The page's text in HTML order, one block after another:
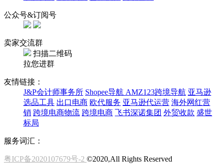
公众号&订阅号
卖家交流群
扫描二维码
拉您进群
友情链接：
J&P会计师事务所 Shopee导航 AMZ123跨境导航 亚马逊
选品工具 出口电商 欧代服务 亚马逊代运营 海外网红营
销 跨境电商物流 跨境电商 飞书深诺集团 外贸收款 盛世
标局
服务词汇：
粤ICP备2020107679号-2 ©2020,All Rights Reserved